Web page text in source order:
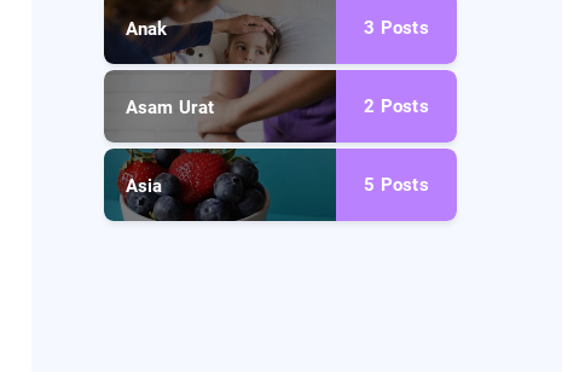
Anak 3 Posts
Asam Urat 2 Posts
Asia 5 Posts